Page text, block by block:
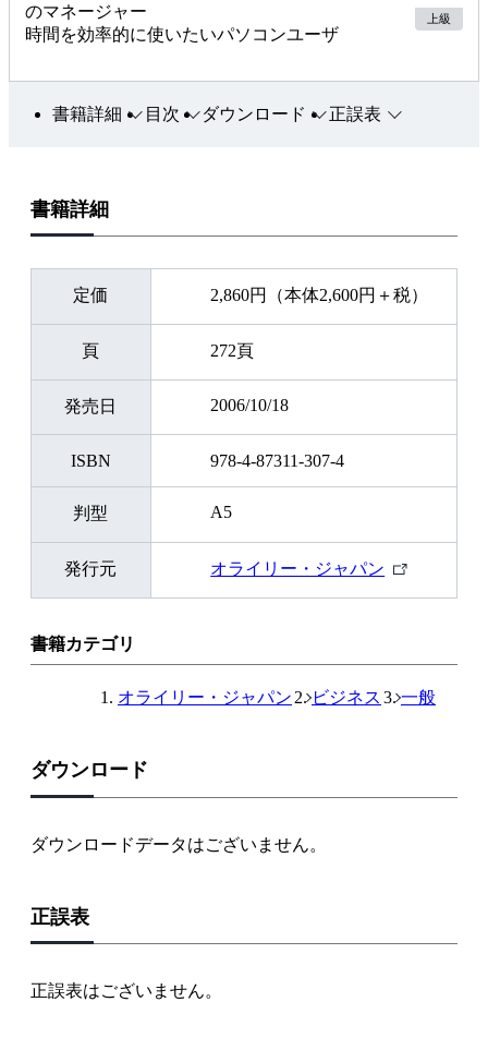
のマネージャー
時間を効率的に使いたいパソコンユーザ
上級
書籍詳細 目次 ダウンロード 正誤表
書籍詳細
定価 2,860円（本体2,600円＋税）
頁 272頁
発売日 2006/10/18
ISBN 978-4-87311-307-4
判型 A5
発行元 オライリー・ジャパン
外
書籍カテゴリ
オライリー・ジャパン ビジネス 一般
ダウンロード
ダウンロードデータはございません。
正誤表
正誤表はございません。